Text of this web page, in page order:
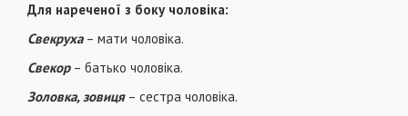
Для нареченої з боку чоловіка:
Свекруха– мати чоловіка.
Свекор– батько чоловіка.
Золовка, зовиця– сестра чоловіка.